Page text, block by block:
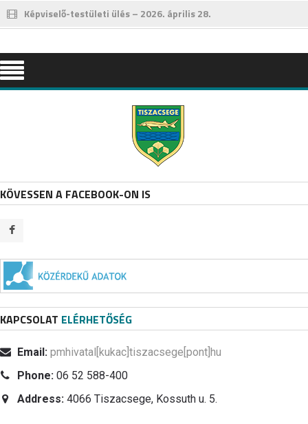
Képviselő-testületi ülés – 2026. április 28.
KÖVESSEN A FACEBOOK-ON IS
KAPCSOLAT ELÉRHETŐSÉG
Email: pmhivatal[kukac]tiszacsege[pont]hu
Phone: 06 52 588-400
Address: 4066 Tiszacsege, Kossuth u. 5.